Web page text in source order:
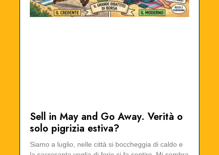
Sell in May and Go Away. Verità o
solo pigrizia estiva?
Siamo a luglio, nelle città si boccheggia di caldo e